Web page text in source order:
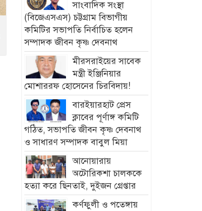
সাংবাদিক সংস্থা
(বিজেএসএস) চট্টগ্রাম বিভাগীয়
কমিটির সভাপতি নির্বাচিত হলেন
সম্পাদক জীবন কৃষ্ণ দেবনাথ
মীরসরাইয়ের সাবেক
মন্ত্রী ইঞ্জিনিয়ার
মোশাররফ হোসেনের চিরবিদায়!
বারইয়ারহাট প্রেস
ক্লাবের পূর্ণাঙ্গ কমিটি
গঠিত, সভাপতি জীবন কৃষ্ণ দেবনাথ
ও সাধারণ সম্পাদক বাবুল মিয়া
আনোয়ারায়
অটোরিকশা চালককে
হত্যা করে ছিনতাই, দুইজন গ্রেপ্তার
কর্ণফুলী ও পতেঙ্গায়